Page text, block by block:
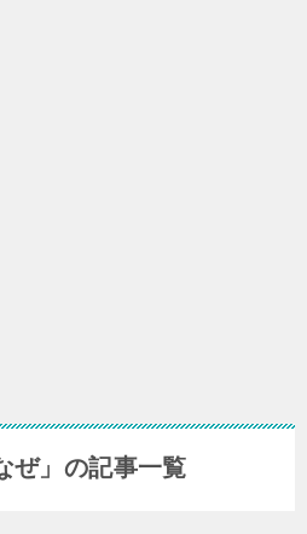
ぜ」の記事一覧